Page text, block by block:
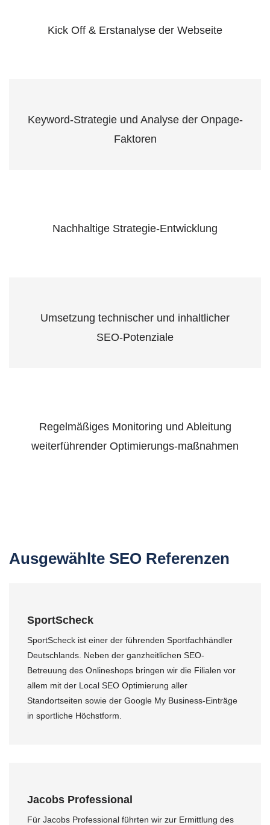
Kick Off & Erstanalyse der Webseite
Keyword-Strategie und Analyse der Onpage-
Faktoren
Nachhaltige Strategie-Entwicklung
Umsetzung technischer und inhaltlicher
SEO-Potenziale
Regelmäßiges Monitoring und Ableitung
weiterführender Optimierungs-maßnahmen
Ausgewählte SEO Referenzen
SportScheck
SportScheck ist einer der führenden Sportfachhändler
Deutschlands. Neben der ganzheitlichen SEO-
Betreuung des Onlineshops bringen wir die Filialen vor
allem mit der Local SEO Optimierung aller
Standortseiten sowie der Google My Business-Einträge
in sportliche Höchstform.
Jacobs Professional
Für Jacobs Professional führten wir zur Ermittlung des